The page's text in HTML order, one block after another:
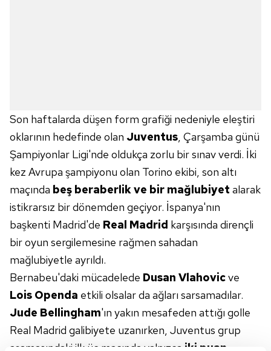
Son haftalarda düşen form grafiği nedeniyle eleştiri
oklarının hedefinde olan Juventus, Çarşamba günü
Şampiyonlar Ligi'nde oldukça zorlu bir sınav verdi. İki
kez Avrupa şampiyonu olan Torino ekibi, son altı
maçında beş beraberlik ve bir mağlubiyet alarak
istikrarsız bir dönemden geçiyor. İspanya'nın
başkenti Madrid'de Real Madrid karşısında dirençli
bir oyun sergilemesine rağmen sahadan
mağlubiyetle ayrıldı.
Bernabeu'daki mücadelede Dusan Vlahovicve
Lois Openda etkili olsalar da ağları sarsamadılar.
Jude Bellingham'ın yakın mesafeden attığı golle
Real Madrid galibiyete uzanırken, Juventus grup
aşamasındaki ilk üç maçında yalnızca iki puan